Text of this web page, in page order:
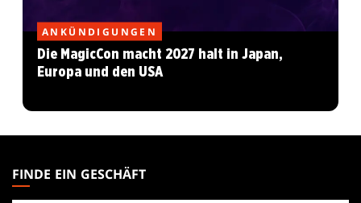
ANKÜNDIGUNGEN
Die MagicCon macht 2027 halt in Japan,
Europa und den USA
THE
GATHERING
FINDE EIN GESCHÄFT